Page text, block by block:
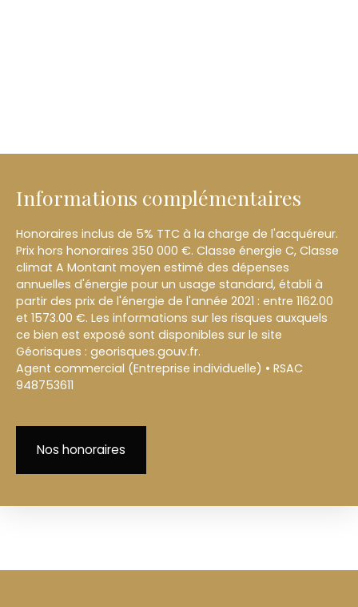
Informations complémentaires
Honoraires inclus de 5% TTC à la charge de l'acquéreur.
Prix hors honoraires 350 000 €. Classe énergie C, Classe
climat A Montant moyen estimé des dépenses
annuelles d'énergie pour un usage standard, établi à
partir des prix de l'énergie de l'année 2021 : entre 1162.00
et 1573.00 €. Les informations sur les risques auxquels
ce bien est exposé sont disponibles sur le site
Géorisques : georisques.gouv.fr.
Agent commercial (Entreprise individuelle) • RSAC
948753611
Nos honoraires